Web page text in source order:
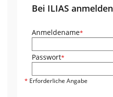
Bei ILIAS anmelden
Anmeldename*
Passwort*
* Erforderliche Angabe